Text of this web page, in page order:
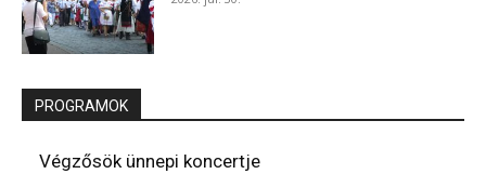
PROGRAMOK
Végzősök ünnepi koncertje